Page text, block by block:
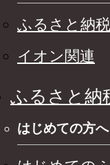
ふるさと納
イオン関連
ふるさと納
はじめての方へ